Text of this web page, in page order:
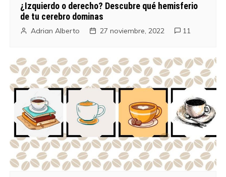
d
e
e
n
t
r
¿Izquierdo o derecho? Descubre qué hemisferio
de tu cerebro dominas
Adrian Alberto 27 noviembre, 2022 11